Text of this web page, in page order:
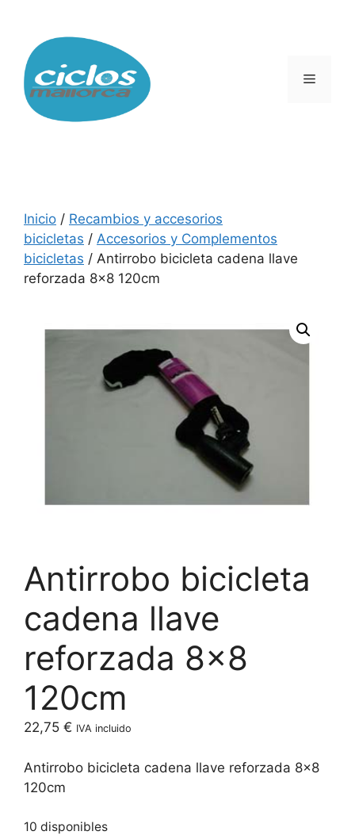
contenido
Menú
Inicio / Recambios y accesorios
bicicletas / Accesorios y Complementos
bicicletas / Antirrobo bicicleta cadena llave
reforzada 8×8 120cm
Antirrobo bicicleta
cadena llave
reforzada 8×8
120cm
22,75 € IVA incluido
Antirrobo bicicleta cadena llave reforzada 8×8
120cm
10 disponibles